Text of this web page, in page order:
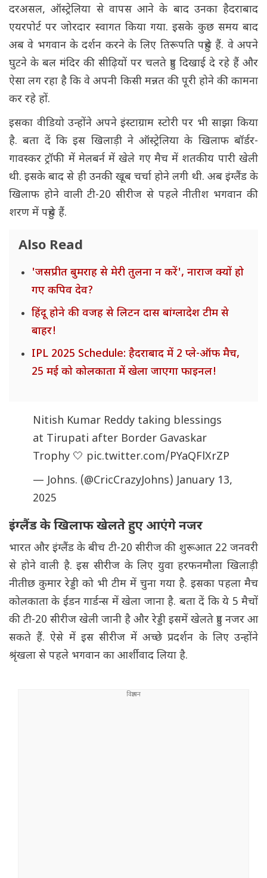
दरअसल, ऑस्ट्रेलिया से वापस आने के बाद उनका हैदराबाद
एयरपोर्ट पर जोरदार स्वागत किया गया. इसके कुछ समय बाद
अब वे भगवान के दर्शन करने के लिए तिरूपति पहुंचे हैं. वे अपने
घुटने के बल मंदिर की सीढ़ियों पर चलते हुए दिखाई दे रहे हैं और
ऐसा लग रहा है कि वे अपनी किसी मन्नत की पूरी होने की कामना
कर रहे हों.
इसका वीडियो उन्होंने अपने इंस्टाग्राम स्टोरी पर भी साझा किया
है. बता दें कि इस खिलाड़ी ने ऑस्ट्रेलिया के खिलाफ बॉर्डर-
गावस्कर ट्रॉफी में मेलबर्न में खेले गए मैच में शतकीय पारी खेली
थी. इसके बाद से ही उनकी खूब चर्चा होने लगी थी. अब इंग्लैंड के
खिलाफ होने वाली टी-20 सीरीज से पहले नीतीश भगवान की
शरण में पहुंचे हैं.
Also Read
'जसप्रीत बुमराह से मेरी तुलना न करें', नाराज क्यों हो
गए कपिव देव?
हिंदू होने की वजह से लिटन दास बांग्लादेश टीम से
बाहर!
IPL 2025 Schedule: हैदराबाद में 2 प्ले-ऑफ मैच,
25 मई को कोलकाता में खेला जाएगा फाइनल!
Nitish Kumar Reddy taking blessings
at Tirupati after Border Gavaskar
Trophy 🤍 pic.twitter.com/PYaQFlXrZP
— Johns. (@CricCrazyJohns)January 13,
2025
इंग्लैंड के खिलाफ खेलते हुए आएंगे नजर
भारत और इंग्लैंड के बीच टी-20 सीरीज की शुरूआत 22 जनवरी
से होने वाली है. इस सीरीज के लिए युवा हरफनमौला खिलाड़ी
नीतीछ कुमार रेड्डी को भी टीम में चुना गया है. इसका पहला मैच
कोलकाता के ईडन गार्डन्स में खेला जाना है. बता दें कि ये 5 मैचों
की टी-20 सीरीज खेली जानी है और रेड्डी इसमें खेलते हुए नजर आ
सकते हैं. ऐसे में इस सीरीज में अच्छे प्रदर्शन के लिए उन्होंने
श्रृंखला से पहले भगवान का आर्शीवाद लिया है.